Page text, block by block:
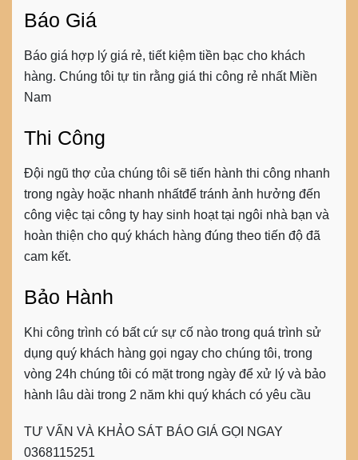
Báo Giá
Báo giá hợp lý giá rẻ, tiết kiệm tiền bạc cho khách
hàng. Chúng tôi tự tin rằng giá thi công rẻ nhất Miền
Nam
Thi Công
Đội ngũ thợ của chúng tôi sẽ tiến hành thi công nhanh
trong ngày hoặc nhanh nhấtđể tránh ảnh hưởng đến
công việc tại công ty hay sinh hoạt tại ngôi nhà bạn và
hoàn thiện cho quý khách hàng đúng theo tiến độ đã
cam kết.
Bảo Hành
Khi công trình có bất cứ sự cố nào trong quá trình sử
dụng quý khách hàng gọi ngay cho chúng tôi, trong
vòng 24h chúng tôi có mặt trong ngày để xử lý và bảo
hành lâu dài trong 2 năm khi quý khách có yêu cầu
TƯ VẤN VÀ KHẢO SÁT BÁO GIÁ GỌI NGAY
0368115251